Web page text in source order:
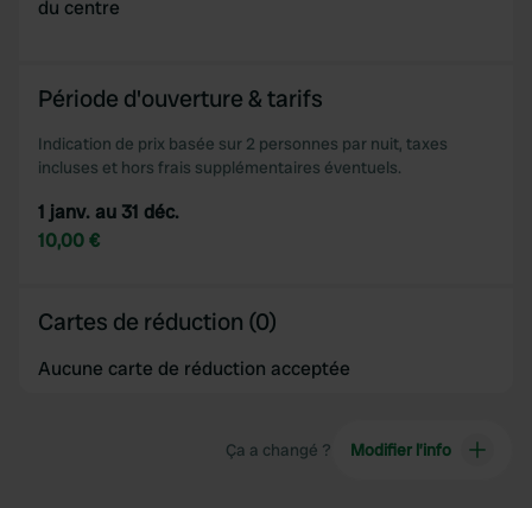
du centre
Période d'ouverture & tarifs
Indication de prix basée sur 2 personnes par nuit, taxes
incluses et hors frais supplémentaires éventuels.
1 janv. au 31 déc.
10,00 €
Cartes de réduction (0)
Aucune carte de réduction acceptée
Ça a changé ? Modifier l’info